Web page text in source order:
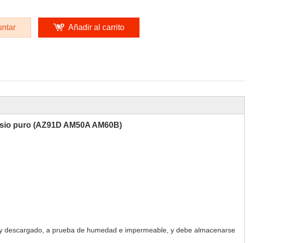
Añadir al carrito
puro (AZ91D AM50A AM60B)
a prueba de humedad e impermeable, y debe almacenarse